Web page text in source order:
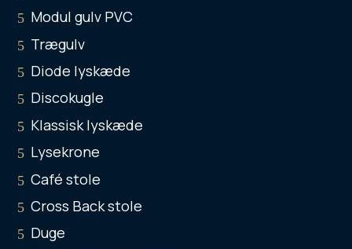
Modul gulv PVC
Trægulv
Diode lyskæde
Discokugle
Klassisk lyskæde
Lysekrone
Café stole
Cross Back stole
Duge